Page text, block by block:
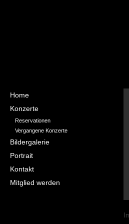
Navigation
Home
Konzerte
Reservationen
Vergangene Konzerte
Bildergalerie
Portrait
Kontakt
Mitglied werden